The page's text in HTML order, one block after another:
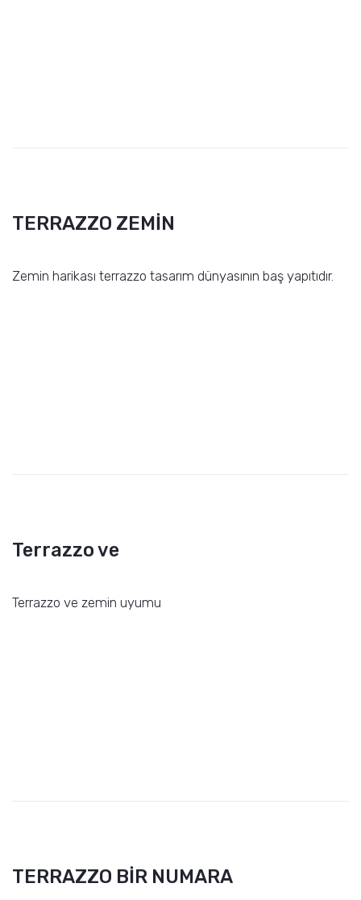
TERRAZZO ZEMİN
Zemin harikası terrazzo tasarım dünyasının baş yapıtıdır.
Terrazzo ve
Terrazzo ve zemin uyumu
TERRAZZO BİR NUMARA